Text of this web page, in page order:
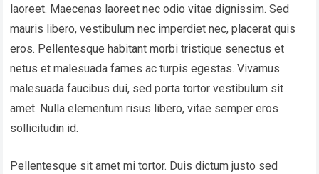
laoreet. Maecenas laoreet nec odio vitae dignissim. Sed
mauris libero, vestibulum nec imperdiet nec, placerat quis
eros. Pellentesque habitant morbi tristique senectus et
netus et malesuada fames ac turpis egestas. Vivamus
malesuada faucibus dui, sed porta tortor vestibulum sit
amet. Nulla elementum risus libero, vitae semper eros
sollicitudin id.
Pellentesque sit amet mi tortor. Duis dictum justo sed